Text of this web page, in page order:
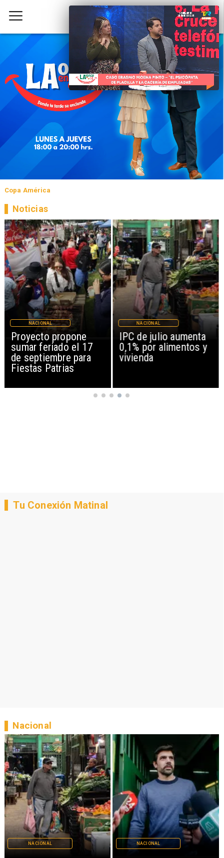
Copa América
Proyecto propone
sumar feriado el 17
de septiembre para
Fiestas Patrias
NACIONAL
IPC de julio aumenta
0,1% por alimentos y
vivienda
NACIONAL
Noticias
Tu Conexión Matinal
NACIONAL NACIONAL
Nacional